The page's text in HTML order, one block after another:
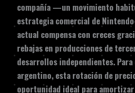
compañía —un movimiento
estrategia comercial de
actual compensa con creces
rebajas en producciones de
desarrollos independientes.
argentino, esta rotación de
oportunidad ideal para